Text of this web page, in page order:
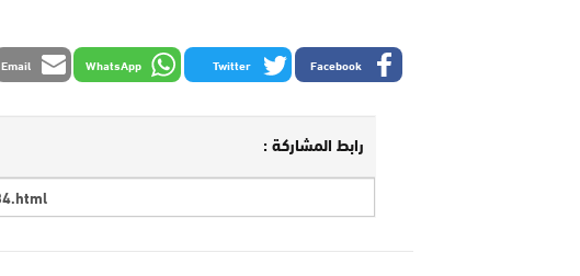
Facebook
Twitter
WhatsApp
Email
رابط المشاركة :